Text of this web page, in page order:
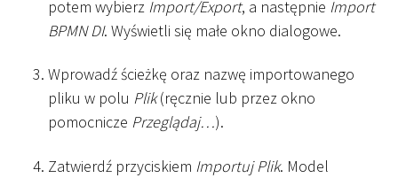
potem wybierz Import/Export, a następnie Import
BPMN DI. Wyświetli się małe okno dialogowe.
Wprowadź ścieżkę oraz nazwę importowanego
pliku w polu Plik(ręcznie lub przez okno
pomocnicze Przeglądaj…).
Zatwierdź przyciskiem Importuj Plik. Model